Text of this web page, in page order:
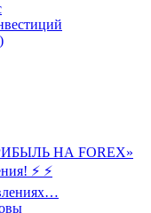
НА FOREX»
⚡ ⚡